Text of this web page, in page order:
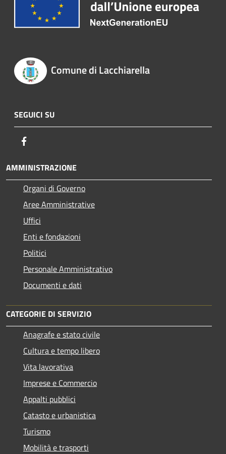
Comune di Lacchiarella
SEGUICI SU
AMMINISTRAZIONE
Organi di Governo
Aree Amministrative
Uffici
Enti e fondazioni
Politici
Personale Amministrativo
Documenti e dati
CATEGORIE DI SERVIZIO
Anagrafe e stato civile
Cultura e tempo libero
Vita lavorativa
Imprese e Commercio
Appalti pubblici
Catasto e urbanistica
Turismo
Mobilità e trasporti